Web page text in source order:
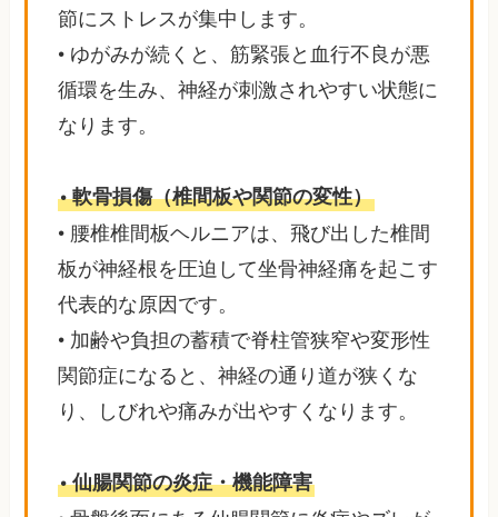
節にストレスが集中します。
• ゆがみが続くと、筋緊張と血行不良が悪
循環を生み、神経が刺激されやすい状態に
なります。
• 軟骨損傷（椎間板や関節の変性）
• 腰椎椎間板ヘルニアは、飛び出した椎間
板が神経根を圧迫して坐骨神経痛を起こす
代表的な原因です。
• 加齢や負担の蓄積で脊柱管狭窄や変形性
関節症になると、神経の通り道が狭くな
り、しびれや痛みが出やすくなります。
• 仙腸関節の炎症・機能障害